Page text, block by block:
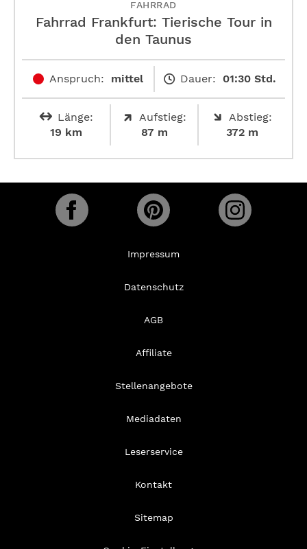
FAHRRAD
Fahrrad Frankfurt: Tierische Tour in
den Taunus
Anspruch: mittel Dauer: 01:30 Std.
Länge:
19 km
Aufstieg:
87 m
Abstieg:
372 m
Impressum
Datenschutz
AGB
Affiliate
Stellenangebote
Mediadaten
Leserservice
Kontakt
Sitemap